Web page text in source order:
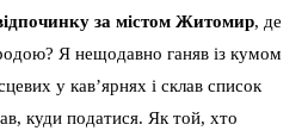
за містом Житомир, де
Я нещодавно ганяв із кумом
у кав’ярнях і склав список
куди податися. Як той, хто